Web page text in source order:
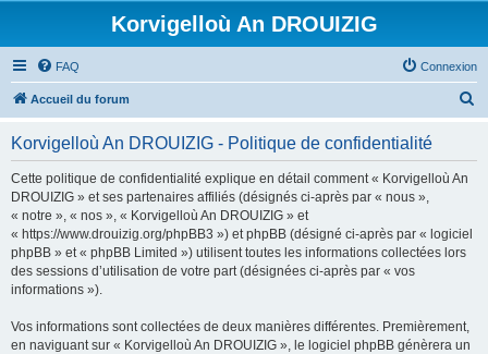
Korvigelloù An DROUIZIG
FAQ Connexion
Accueil du forum
Korvigelloù An DROUIZIG - Politique de confidentialité
Cette politique de confidentialité explique en détail comment « Korvigelloù An
DROUIZIG » et ses partenaires affiliés (désignés ci-après par « nous »,
« notre », « nos », « Korvigelloù An DROUIZIG » et
« https://www.drouizig.org/phpBB3 ») et phpBB (désigné ci-après par « logiciel
phpBB » et « phpBB Limited ») utilisent toutes les informations collectées lors
des sessions d’utilisation de votre part (désignées ci-après par « vos
informations »).
Vos informations sont collectées de deux manières différentes. Premièrement,
en naviguant sur « Korvigelloù An DROUIZIG », le logiciel phpBB génèrera un